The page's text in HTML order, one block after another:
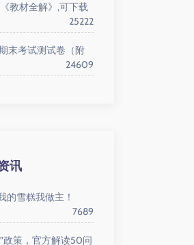
教材全解》,可下载
25222
末考试测试卷（附
24609
讯
的雪糕我做主！
7689
政策，官方解读50问